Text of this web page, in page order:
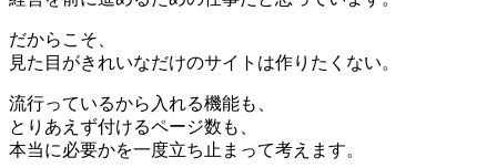
だからこそ、
見た目がきれいなだけのサイトは作りたくない。
流行っているから入れる機能も、
とりあえず付けるページ数も、
本当に必要かを一度立ち止まって考えます。